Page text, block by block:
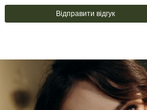
Відправити відгук